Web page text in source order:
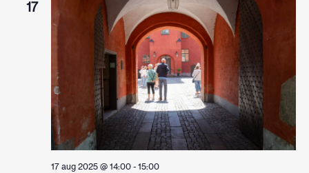
17
17 aug 2025 @ 14:00- 15:00